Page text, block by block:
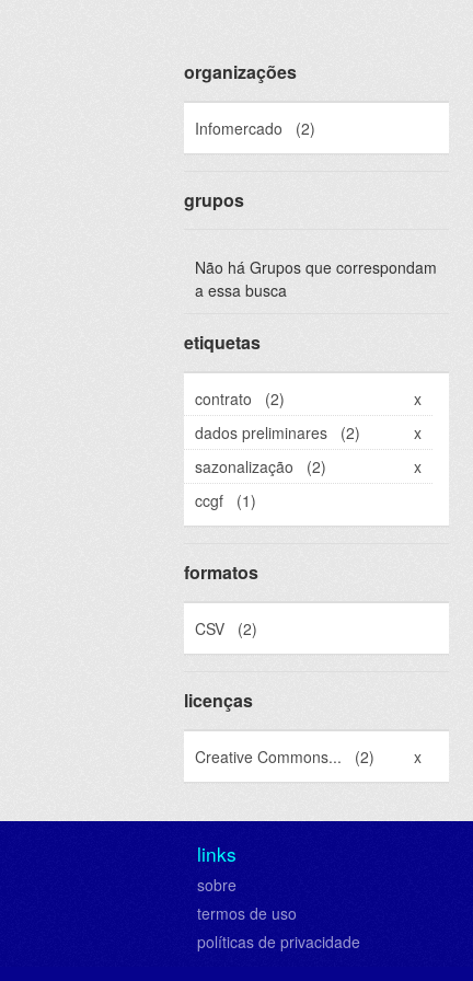
organizações
Infomercado (2)
grupos
Não há Grupos que correspondam
a essa busca
etiquetas
contrato (2)
x
dados preliminares
(2)
x
sazonalização
(2)
x
ccgf
(1)
formatos
CSV (2)
licenças
Creative Commons... (2) x
links
sobre
termos de uso
políticas de privacidade